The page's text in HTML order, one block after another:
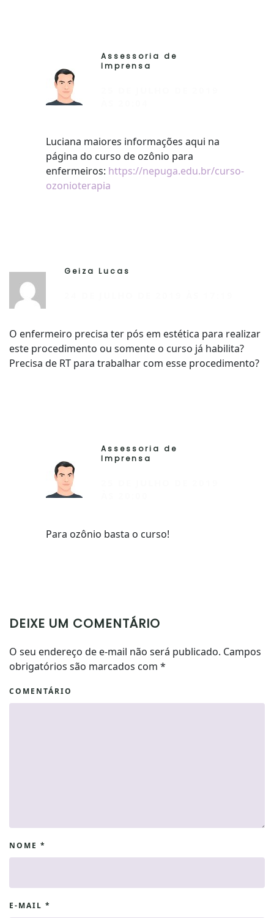
Assessoria de
Imprensa
Luciana maiores informações aqui na
página do curso de ozônio para
enfermeiros: https://nepuga.edu.br/curso-
ozonioterapia
Geiza Lucas
O enfermeiro precisa ter pós em estética para realizar
este procedimento ou somente o curso já habilita?
Precisa de RT para trabalhar com esse procedimento?
Assessoria de
Imprensa
Para ozônio basta o curso!
DEIXE UM COMENTÁRIO
O seu endereço de e-mail não será publicado. Campos
obrigatórios são marcados com *
COMENTÁRIO
NOME *
E-MAIL *